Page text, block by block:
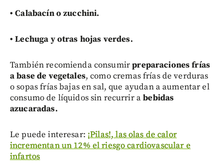
• Calabacín o zucchini.
•Lechuga y otras hojas verdes.
También recomienda consumirpreparaciones frías
a base de vegetales, como cremas frías de verduras
o sopas frías bajas en sal, que ayudan a aumentar el
consumo de líquidos sin recurrir abebidas
azucaradas.
Le puede interesar: ¡Pilas!, las olas de calor
incrementan un 12% el riesgo cardiovascular e
infartos